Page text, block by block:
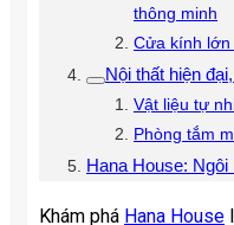
thông minh
Cửa kính lớn
Nội thất hiện
Vật liệu tự
Phòng tắm
Hana House:
Khám phá Hana House